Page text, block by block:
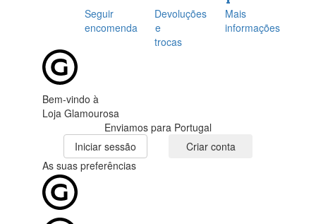
Seguir
encomenda
Devoluções
e
trocas
Mais
informações
Bem-vindo à
Loja Glamourosa
Enviamos para Portugal
Iniciar sessão
Criar conta
As suas preferências